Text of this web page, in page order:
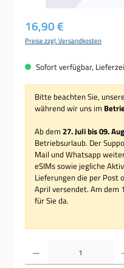
Regulärer Preis:
16,90 €
Preise zzgl. Versandkosten
Sofort verfügbar,
Bitte beachten Sie,
während wir uns im
Ab dem 27. Juli bis 09.
Betriebsurlaub. Der
Mail und Whatsapp
eSIMs sowie jegliche
Lieferungen die per Post
April versendet. Am dem
für Sie da.
Produkt Anzahl: Gib den